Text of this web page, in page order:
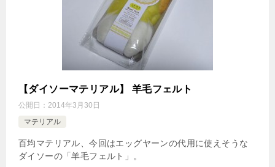
【ダイソーマテリアル】 羊毛フェルト
公開日： 2014年3月30日
マテリアル
百均マテリアル、今回はエッグヤーンの代用に使えそうな
ダイソーの「羊毛フェルト」。